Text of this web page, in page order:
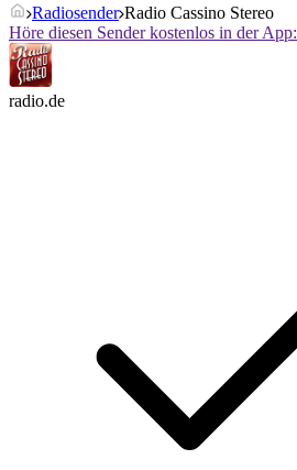
Radiosender Radio Cassino Stereo
Höre diesen Sender kostenlos in der App:
radio.de